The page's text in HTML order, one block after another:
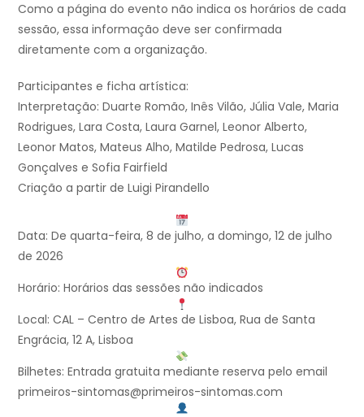
Como a página do evento não indica os horários de cada
sessão, essa informação deve ser confirmada
diretamente com a organização.
Participantes e ficha artística:
Interpretação: Duarte Romão, Inês Vilão, Júlia Vale, Maria
Rodrigues, Lara Costa, Laura Garnel, Leonor Alberto,
Leonor Matos, Mateus Alho, Matilde Pedrosa, Lucas
Gonçalves e Sofia Fairfield
Criação a partir de Luigi Pirandello
Data: De quarta-feira, 8 de julho, a domingo, 12 de julho
de 2026
Horário: Horários das sessões não indicados
Local: CAL – Centro de Artes de Lisboa, Rua de Santa
Engrácia, 12 A, Lisboa
Bilhetes: Entrada gratuita mediante reserva pelo email
primeiros-sintomas@primeiros-sintomas.com